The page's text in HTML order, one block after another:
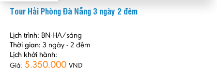
Tour Hải Phòng Đà Nẵng 3 ngày 2 đêm
Lịch trình: BN-HA/sáng
Thời gian: 3 ngày - 2 đêm
Lịch khởi hành:
Giá: 5.350.000 VND